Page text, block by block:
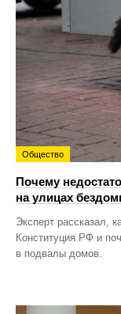
Общество
Почему
на улицах
Эксперт рассказал,
Конституция РФ и
в подвалы домов.